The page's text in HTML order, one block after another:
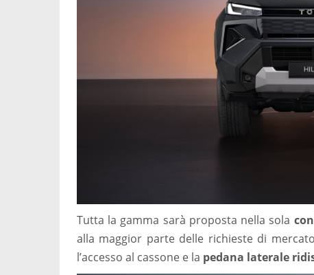
Tutta la gamma sarà proposta nella sola
alla maggior parte delle richieste di
l’accesso al cassone e la pedana laterale